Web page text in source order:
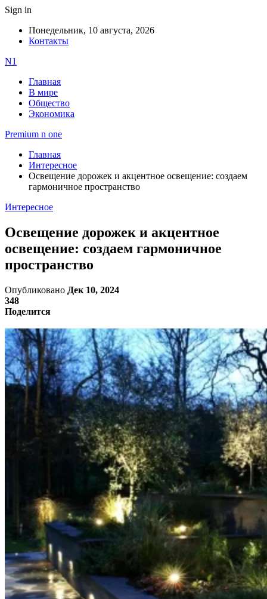
Sign in
Понедельник, 10 августа, 2026
Контакты
N1
Главная
В мире
Общество
Экономика
Premium n one
Главная
Интересное
Освещение дорожек и акцентное освещение: создаем
гармоничное пространство
Интересное
Освещение дорожек и акцентное
освещение: создаем гармоничное
пространство
Опубликовано Дек 10, 2024
348
Поделится